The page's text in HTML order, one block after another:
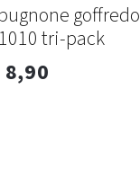
goffredo
tri-pack